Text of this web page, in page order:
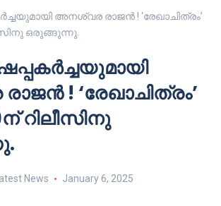
അനശ്വര രാജൻ ! ‘രേഖാചിത്രം’
ഒരുങ്ങുന്നു.
! ‘രേഖാചിത്രം’
റിലീസിനു
News January 6, 2025